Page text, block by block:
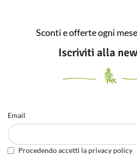
Sconti e offerte ogni
Iscriviti alla
Email
Procedendo accetti la privacy policy